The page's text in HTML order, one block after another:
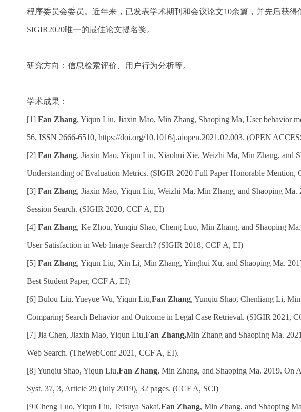
程序委员会委员。近年来，已发表学术期刊和会议论文10余篇，并先后获
SIGIR2020唯一的最佳论文提名奖。
研究方向：信息检索评价、用户行为分析等。
学术成果：
[1] Fan Zhang, Yiqun Liu, Jiaxin Mao, Min Zhang, Shaoping Ma, User behavior
56, ISSN 2666-6510, https://doi.org/10.1016/j.aiopen.2021.02.003. (OPEN
[2] Fan Zhang, Jiaxin Mao, Yiqun Liu, Xiaohui Xie, Weizhi Ma, Min Zhang, and
Understanding of Evaluation Metrics. (SIGIR 2020 Full Paper Honorable Mention,
[3] Fan Zhang, Jiaxin Mao, Yiqun Liu, Weizhi Ma, Min Zhang, and Shaoping
Session Search. (SIGIR 2020, CCF A, EI)
[4] Fan Zhang, Ke Zhou, Yunqiu Shao, Cheng Luo, Min Zhang, and Shaoping
User Satisfaction in Web Image Search? (SIGIR 2018, CCF A, EI)
[5] Fan Zhang, Yiqun Liu, Xin Li, Min Zhang, Yinghui Xu, and Shaoping Ma.
Best Student Paper, CCF A, EI)
[6] Bulou Liu, Yueyue Wu, Yiqun Liu,Fan Zhang, Yunqiu Shao, Chenliang Li,
Comparing Search Behavior and Outcome in Legal Case Retrieval. (SIGIR 2021,
[7] Jia Chen, Jiaxin Mao, Yiqun Liu,Fan Zhang,Min Zhang and Shaoping Ma.
Web Search. (TheWebConf 2021, CCF A, EI).
[8] Yunqiu Shao, Yiqun Liu,Fan Zhang, Min Zhang, and Shaoping Ma. 2019. On
Syst. 37, 3, Article 29 (July 2019), 32 pages. (CCF A, SCI)
[9]Cheng Luo, Yiqun Liu, Tetsuya Sakai,Fan Zhang, Min Zhang, and Shaoping